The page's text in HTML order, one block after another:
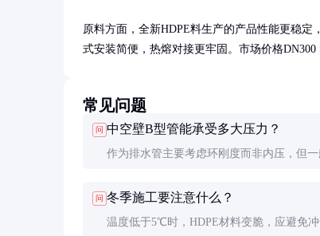
原料方面，全新HDPE料生产的产品性能更稳
式安装简便，热熔对接更牢固。市场价格DN300
常见问题
问 中空壁B型管能承受多大压力？
作为排水管主要考虑环刚度而非内压，但
问 冬季施工要注意什么？
温度低于5℃时，HDPE材料变脆，应避免